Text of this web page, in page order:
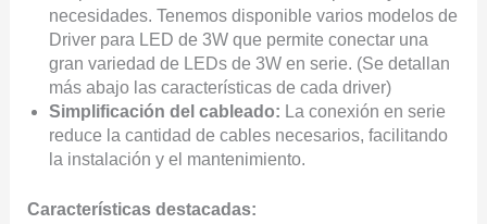
necesidades. Tenemos disponible varios modelos de
Driver para LED de 3W que permite conectar una
gran variedad de LEDs de 3W en serie. (Se detallan
más abajo las características de cada driver)
Simplificación del cableado: La conexión en serie
reduce la cantidad de cables necesarios, facilitando
la instalación y el mantenimiento.
Características destacadas: